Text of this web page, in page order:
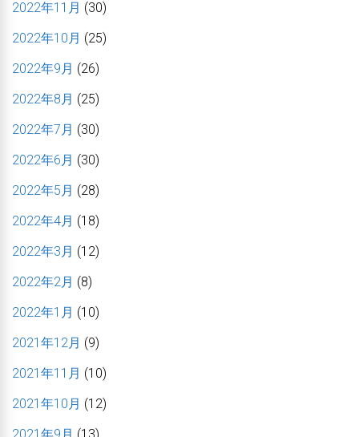
2022年11月 (30)
2022年10月 (25)
2022年9月 (26)
2022年8月 (25)
2022年7月 (30)
2022年6月 (30)
2022年5月 (28)
2022年4月 (18)
2022年3月 (12)
2022年2月 (8)
2022年1月 (10)
2021年12月 (9)
2021年11月 (10)
2021年10月 (12)